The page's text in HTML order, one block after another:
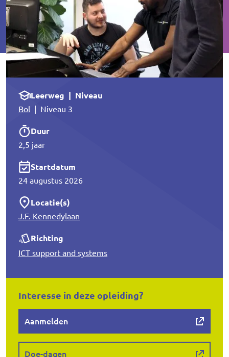
Leerweg | Niveau
Bol | Niveau 3
Duur
2,5 jaar
Startdatum
24 augustus 2026
Locatie(s)
J.F. Kennedylaan
Richting
ICT support and systems
Interesse in deze opleiding?
Aanmelden
Doe-dagen